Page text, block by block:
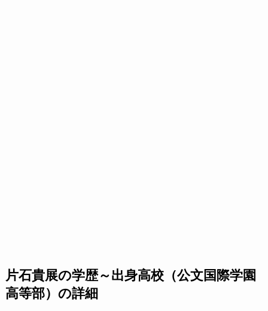
片石貴展の学歴～出身高校（公文国際学園
高等部）の詳細